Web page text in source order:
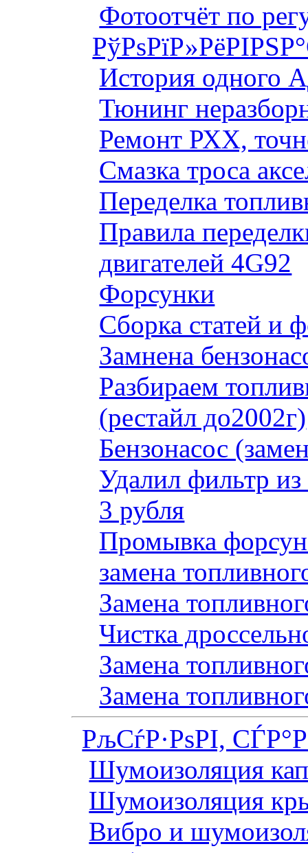
Фотоотчёт по
История одного
Тюнинг
Ремонт РХХ,
Смазка троса
Переделка
Правила
двигателей 4G92
Форсунки
Сборка статей и
Замнена
Разбираем
(рестайл до2002г)
Бензонасос
Удалил фильтр
3 рубля
Промывка
замена
Замена
Чистка
Замена
Замена
РљСѓР·РѕРІ,
Шумоизоляция
Шумоизоляция
Вибро и